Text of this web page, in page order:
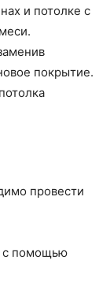
и потолке с
покрытие.
провести
с помощью